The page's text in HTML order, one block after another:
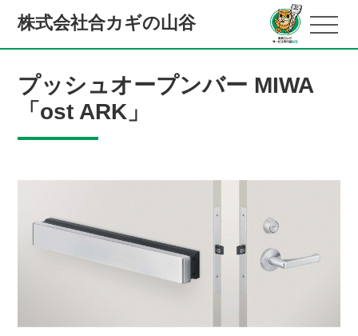
株式会社合カギの山谷
プッシュオープンバー MIWA
「ost ARK」